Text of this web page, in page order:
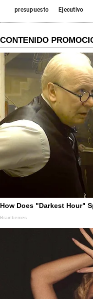
presupuesto
Ejecutivo